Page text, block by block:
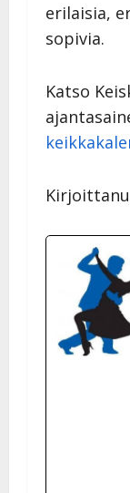
erilaisia,
sopivia.
Katso